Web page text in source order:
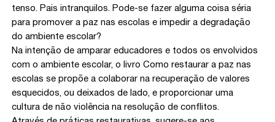
tenso. Pais intranquilos. Pode-se fazer alguma coisa séria
para promover a paz nas escolas e impedir a degradação
do ambiente escolar?
Na intenção de amparar educadores e todos os envolvidos
com o ambiente escolar, o livro Como restaurar a paz nas
escolas se propõe a colaborar na recuperação de valores
esquecidos, ou deixados de lado, e proporcionar uma
cultura de não violência na resolução de conflitos.